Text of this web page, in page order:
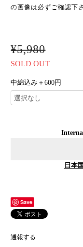
の画像は必ずご確認下
¥5,980
SOLD OUT
中綿込み＋600円
日本
Save
通報する